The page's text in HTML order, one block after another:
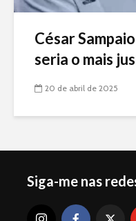
César
seria o mais
20 de abril de 2025
Siga-me nas